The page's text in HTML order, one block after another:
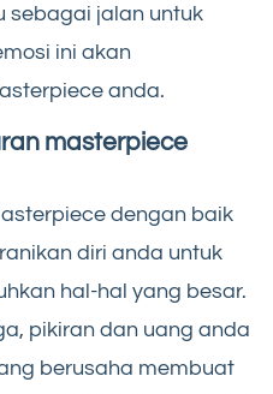
sebagai jalan untuk
ini akan
anda.
masterpiece
dengan baik
diri anda untuk
hal-hal yang besar.
pikiran dan uang anda
berusaha membuat